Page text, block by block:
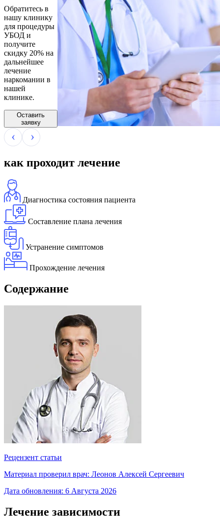
Обратитесь в
нашу клинику
для процедуры
УБОД и
получите
скидку 20% на
дальнейшее
лечение
наркомании в
нашей
клинике.
Оставить
заявку
как проходит лечение
Диагностика состояния пациента
Составление плана лечения
Устранение симптомов
Прохождение лечения
Содержание
Рецензент статьи
Материал проверил врач: Леонов Алексей Сергеевич
Дата обновления: 6 Августа 2026
Лечение зависимости